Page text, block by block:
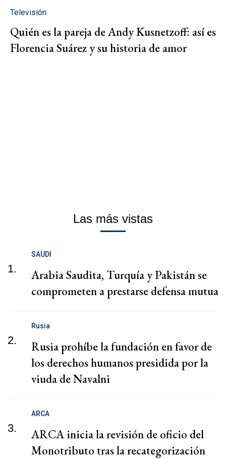
Televisión
Quién es la pareja de Andy Kusnetzoff: así es
Florencia Suárez y su historia de amor
Las más vistas
1.
SAUDI
Arabia Saudita, Turquía y Pakistán se
comprometen a prestarse defensa mutua
2.
Rusia
Rusia prohíbe la fundación en favor de
los derechos humanos presidida por la
viuda de Navalni
3.
ARCA
ARCA inicia la revisión de oficio del
Monotributo tras la recategorización